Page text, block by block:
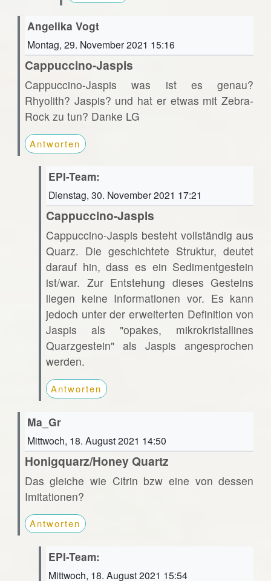
Angelika Vogt
Montag, 29. November 2021 15:16
Cappuccino-Jaspis
Cappuccino-Jaspis was ist es genau?
Rhyolith? Jaspis? und hat er etwas mit Zebra-
Rock zu tun? Danke LG
Antworten
EPI-Team:
Dienstag, 30. November 2021 17:21
Cappuccino-Jaspis
Cappuccino-Jaspis besteht vollständig aus
Quarz. Die geschichtete Struktur, deutet
darauf hin, dass es ein Sedimentgestein
ist/war. Zur Entstehung dieses Gesteins
liegen keine Informationen vor. Es kann
jedoch unter der erweiterten Definition von
Jaspis als "opakes, mikrokristallines
Quarzgestein" als Jaspis angesprochen
werden.
Antworten
Ma_Gr
Mittwoch, 18. August 2021 14:50
Honigquarz/Honey Quartz
Das gleiche wie Citrin bzw eine von dessen
Imitationen?
Antworten
EPI-Team:
Mittwoch, 18. August 2021 15:54